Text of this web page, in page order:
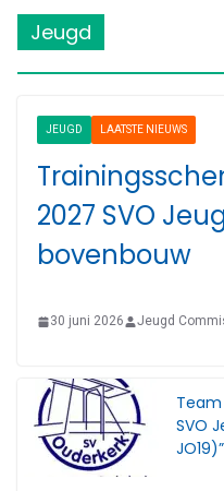
Jeugd
JEUGD LAATSTE NIEUWS
2027 SVO
bovenbouw
30 juni 2026 Jeugd
SVO
JO19)”